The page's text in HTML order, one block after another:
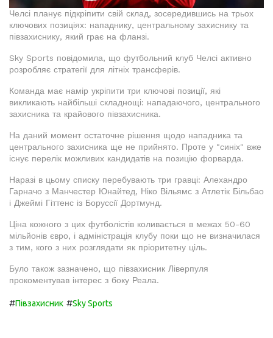
Челсі планує підкріпити свій склад, зосередившись на трьох
ключових позиціях: нападнику, центральному захиснику та
півзахиснику, який грає на фланзі.
Sky Sports повідомила, що футбольний клуб Челсі активно
розробляє стратегії для літніх трансферів.
Команда має намір укріпити три ключові позиції, які
викликають найбільші складнощі: нападаючого, центрального
захисника та крайового півзахисника.
На даний момент остаточне рішення щодо нападника та
центрального захисника ще не прийнято. Проте у "синіх" вже
існує перелік можливих кандидатів на позицію форварда.
Наразі в цьому списку перебувають три гравці: Алехандро
Гарначо з Манчестер Юнайтед, Ніко Вільямс з Атлетік Більбао
і Джеймі Гіттенс із Боруссії Дортмунд.
Ціна кожного з цих футболістів коливається в межах 50-60
мільйонів євро, і адміністрація клубу поки що не визначилася
з тим, кого з них розглядати як пріоритетну ціль.
Було також зазначено, що півзахисник Ліверпуля
прокоментував інтерес з боку Реала.
#Півзахисник #Sky Sports